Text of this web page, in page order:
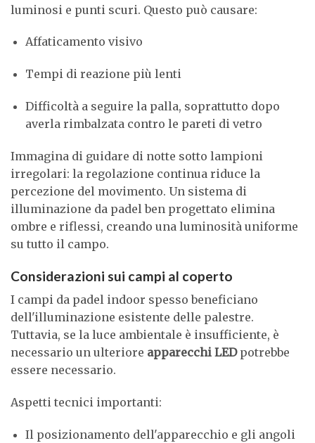
luminosi e punti scuri. Questo può causare:
Affaticamento visivo
Tempi di reazione più lenti
Difficoltà a seguire la palla, soprattutto dopo
averla rimbalzata contro le pareti di vetro
Immagina di guidare di notte sotto lampioni
irregolari: la regolazione continua riduce la
percezione del movimento. Un sistema di
illuminazione da padel ben progettato elimina
ombre e riflessi, creando una luminosità uniforme
su tutto il campo.
Considerazioni sui campi al coperto
I campi da padel indoor spesso beneficiano
dell'illuminazione esistente delle palestre.
Tuttavia, se la luce ambientale è insufficiente, è
necessario un ulteriore apparecchi LEDpotrebbe
essere necessario.
Aspetti tecnici importanti:
Il posizionamento dell'apparecchio e gli angoli